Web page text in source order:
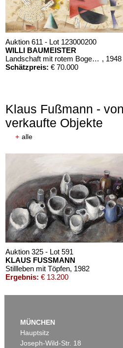
Auktion 611 - Lot 123000200
WILLI BAUMEISTER
Landschaft mit rotem Bogen (Sommerfest) , 1948
Schätzpreis: € 70.000
Klaus Fußmann -
verkaufte Objekte
+ alle
Auktion 325 - Lot 591
KLAUS FUSSMANN
Stillleben mit Töpfen, 1982
Ergebnis: € 13.200
MÜNCHEN
Hauptsitz
Joseph-Wild-Str. 18